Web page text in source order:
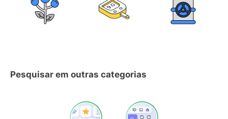
Pesquisar em outras categorias